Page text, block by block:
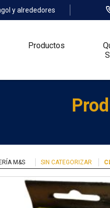
y alrededores
Productos
M&S SIN CATEGORIZAR